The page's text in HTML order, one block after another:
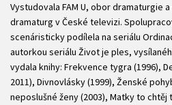
Vystudovala FAM U, obor dramaturgie
dramaturg v České televizi.
scenáristicky podílela na seriálu
autorkou seriálu Život je ples,
vydala knihy: Frekvence tygra (1996),
2011), Divnovlásky (1999), Ženské
neposlušné ženy (2003), Matky to chtěj